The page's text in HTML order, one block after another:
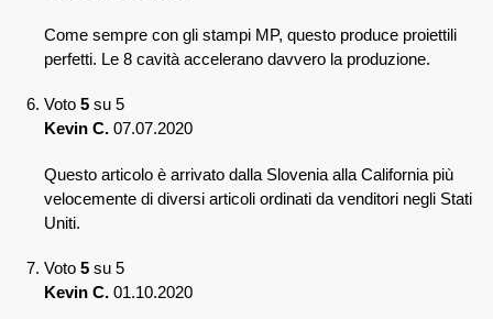
Come sempre con gli stampi MP, questo produce proiettili
perfetti. Le 8 cavità accelerano davvero la produzione.
Voto 5 su 5
Kevin C. 07.07.2020
Questo articolo è arrivato dalla Slovenia alla California più
velocemente di diversi articoli ordinati da venditori negli Stati
Uniti.
Voto 5 su 5
Kevin C. 01.10.2020